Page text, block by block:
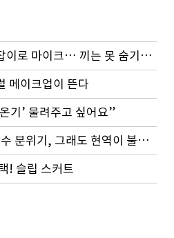
“쌍둥이 딸 둘 다 돌잡이로 마이크… 끼는 못 숨기나 봐요”
메이크업이 뜬다
기’ 물려주고 싶어요”
“대치동 조교들도 반수 분위기, 그래도 현역이 불리하지 않은 이유”
! 슬립 스커트